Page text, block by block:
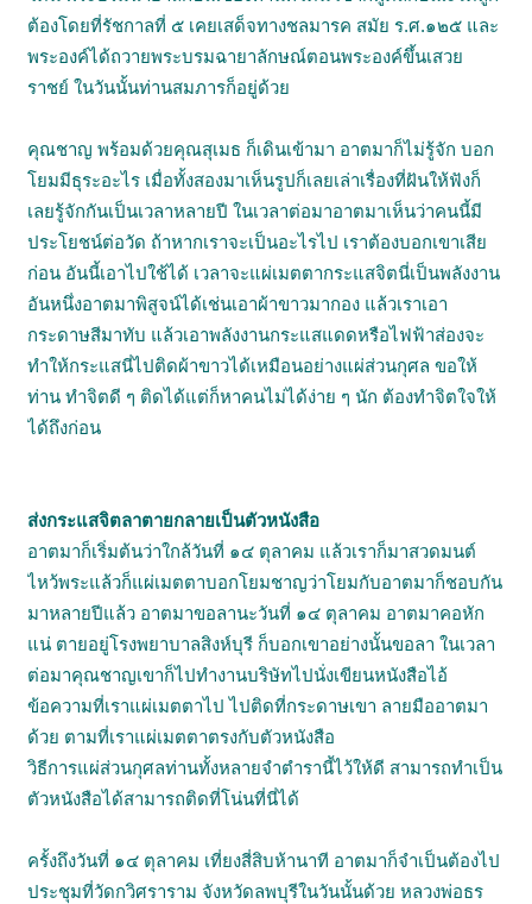
ต้องโดยที่รัชกาลที่ ๕ เคยเสด็จทางชลมารค สมัย ร.ศ.๑๒๕ และ
พระองค์ได้ถวายพระบรมฉายาลักษณ์ตอนพระองค์ขึ้นเสวย
ราชย์ ในวันนั้นท่านสมภารก็อยู่ด้วย
คุณชาญ พร้อมด้วยคุณสุเมธ ก็เดินเข้ามา อาตมาก็ไม่รู้จัก บอก
โยมมีธุระอะไร เมื่อทั้งสองมาเห็นรูปก็เลยเล่าเรื่องที่ฝันให้ฟังก็
เลยรู้จักกันเป็นเวลาหลายปี ในเวลาต่อมาอาตมาเห็นว่าคนนี้มี
ประโยชน์ต่อวัด ถ้าหากเราจะเป็นอะไรไป เราต้องบอกเขาเสีย
ก่อน อันนี้เอาไปใช้ได้ เวลาจะแผ่เมตตากระแสจิตนี่เป็นพลังงาน
อันหนึ่งอาตมาพิสูจน์ได้เช่นเอาผ้าขาวมากอง แล้วเราเอา
กระดาษสีมาทับ แล้วเอาพลังงานกระแสแดดหรือไฟฟ้าส่องจะ
ทำให้กระแสนี่ไปติดผ้าขาวได้เหมือนอย่างแผ่ส่วนกุศล ขอให้
ท่าน ทำจิตดี ๆ ติดได้แต่ก็หาคนไม่ได้ง่าย ๆ นัก ต้องทำจิตใจให้
ได้ถึงก่อน
ส่งกระแสจิตลาตายกลายเป็นตัวหนังสือ
อาตมาก็เริ่มต้นว่าใกล้วันที่ ๑๔ ตุลาคม แล้วเราก็มาสวดมนต์
ไหว้พระแล้วก็แผ่เมตตาบอกโยมชาญว่าโยมกับอาตมาก็ชอบกัน
มาหลายปีแล้ว อาตมาขอลานะวันที่ ๑๔ ตุลาคม อาตมาคอหัก
แน่ ตายอยู่โรงพยาบาลสิงห์บุรี ก็บอกเขาอย่างนั้นขอลา ในเวลา
ต่อมาคุณชาญเขาก็ไปทำงานบริษัทไปนั่งเขียนหนังสือไอ้
ข้อความที่เราแผ่เมตตาไป ไปติดที่กระดาษเขา ลายมืออาตมา
ด้วย ตามที่เราแผ่เมตตาตรงกับตัวหนังสือ
วิธีการแผ่ส่วนกุศลท่านทั้งหลายจำตำรานี้ไว้ให้ดี สามารถทำเป็น
ตัวหนังสือได้สามารถติดที่โน่นที่นี่ได้
ครั้งถึงวันที่ ๑๔ ตุลาคม เที่ยงสี่สิบห้านาที อาตมาก็จำเป็นต้องไป
ประชุมที่วัดกวิศราราม จังหวัดลพบุรีในวันนั้นด้วย หลวงพ่อธร